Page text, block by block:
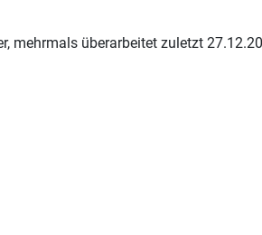
mehrmals überarbeitet zuletzt